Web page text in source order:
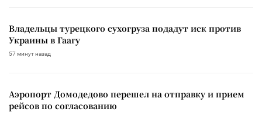
Владельцы турецкого сухогруза подадут иск против
Украины в Гаагу
57 минут назад
Аэропорт Домодедово перешел на отправку и прием
рейсов по согласованию